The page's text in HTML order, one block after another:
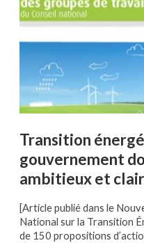
Transition
gouvernement
ambitieux et clair
[Article publié dans le
National sur la Transition
de 150 propositions